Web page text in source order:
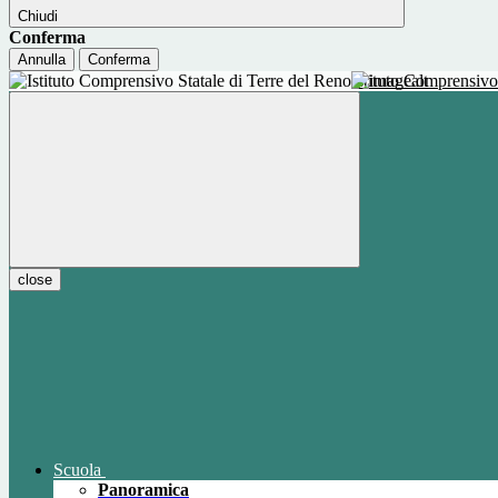
Chiudi
Conferma
Annulla Conferma
Istituto
close
Scuola
Panoramica